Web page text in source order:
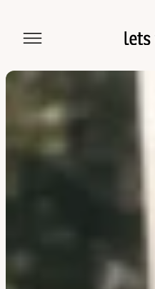
Sri Lanka
Maldives